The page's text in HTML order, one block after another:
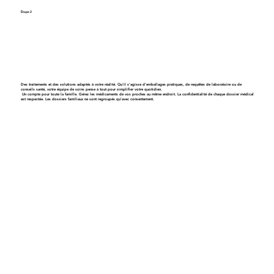
Étape 2
Des traitements et des solutions adaptés à votre réalité. Qu'il s'agisse d'emballages pratiques, de requêtes de laboratoire ou de
conseils santé, votre équipe de soins pense à tout pour simplifier votre quotidien.
Un compte pour toute la famille. Gérez les médicaments de vos proches au même endroit. La confidentialité de chaque dossier médical
est respectée. Les dossiers familiaux ne sont regroupés qu’avec consentement.